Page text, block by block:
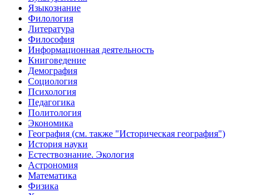
Языкознание
Филология
Литература
Философия
Информационная деятельность
Книговедение
Демография
Социология
Психология
Педагогика
Политология
Экономика
География (см. также "Историческая география")
История науки
Естествознание. Экология
Астрономия
Математика
Физика